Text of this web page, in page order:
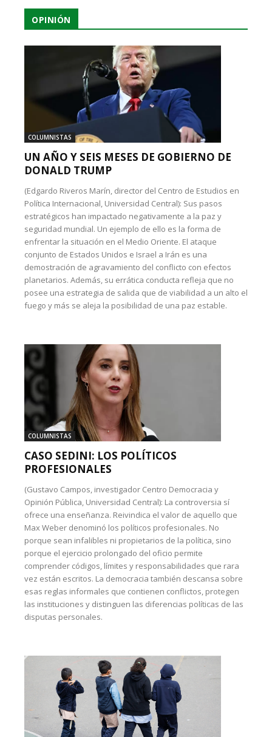
OPINIÓN
COLUMNISTAS
UN AÑO Y SEIS MESES DE GOBIERNO DE
DONALD TRUMP
(Edgardo Riveros Marín, director del Centro de Estudios en
Política Internacional, Universidad Central): Sus pasos
estratégicos han impactado negativamente a la paz y
seguridad mundial. Un ejemplo de ello es la forma de
enfrentar la situación en el Medio Oriente. El ataque
conjunto de Estados Unidos e Israel a Irán es una
demostración de agravamiento del conflicto con efectos
planetarios. Además, su errática conducta refleja que no
posee una estrategia de salida que de viabilidad a un alto el
fuego y más se aleja la posibilidad de una paz estable.
COLUMNISTAS
CASO SEDINI: LOS POLÍTICOS
PROFESIONALES
(Gustavo Campos, investigador Centro Democracia y
Opinión Pública, Universidad Central): La controversia sí
ofrece una enseñanza. Reivindica el valor de aquello que
Max Weber denominó los políticos profesionales. No
porque sean infalibles ni propietarios de la política, sino
porque el ejercicio prolongado del oficio permite
comprender códigos, límites y responsabilidades que rara
vez están escritos. La democracia también descansa sobre
esas reglas informales que contienen conflictos, protegen
las instituciones y distinguen las diferencias políticas de las
disputas personales.